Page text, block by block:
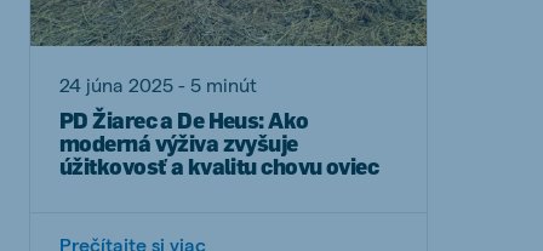
24 júna 2025 - 5 minút
PD Žiarec a De Heus: Ako
moderná výživa zvyšuje
úžitkovosť a kvalitu chovu oviec
Prečítajte si viac